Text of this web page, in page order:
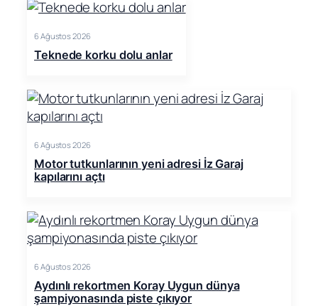
6 Ağustos 2026
Teknede korku dolu anlar
6 Ağustos 2026
Motor tutkunlarının yeni adresi İz Garaj
kapılarını açtı
6 Ağustos 2026
Aydınlı rekortmen Koray Uygun dünya
şampiyonasında piste çıkıyor